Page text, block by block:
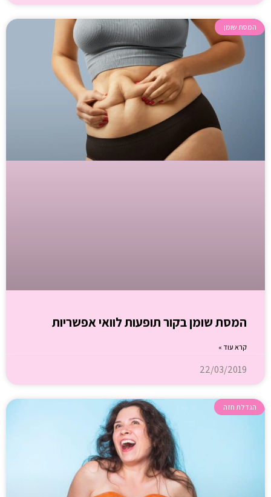
המסת שומן
המסת שומן בקור תופעות לוואי אפשריות
קרא עוד »
22/03/2019
הגדלת חזה